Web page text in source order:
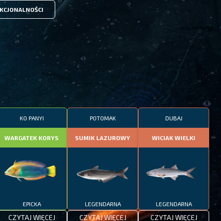
KO PANYI
WARGATEK KORYS
EPICKA
CZYTAJ WIĘCEJ
POTOMAK
SUMIK LAZUROWY
LEGENDARNA
CZYTAJ WIĘCEJ
DUBAJ
WICIAK WIELKI
LEGENDARNA
CZYTAJ WIĘCEJ